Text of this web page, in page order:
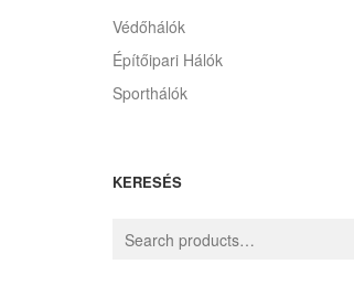
Védőhálók
Építőipari Hálók
Sporthálók
KERESÉS